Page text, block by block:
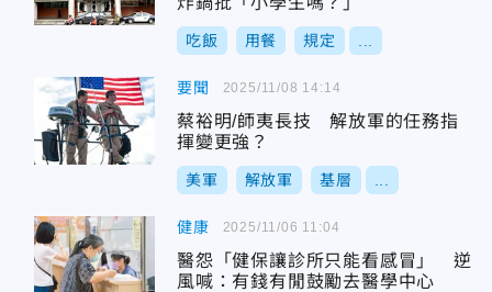
吃飯 用餐 規定
要聞
蔡裕明/師夷長技 解放軍的任務指
揮變更強？
美軍 解放軍 基層
2025/11/08 14:14
健康
醫怨「健保讓診所只能看感冒」 逆
風喊：有錢有閒鼓勵去醫學中心
2025/11/06 11:04